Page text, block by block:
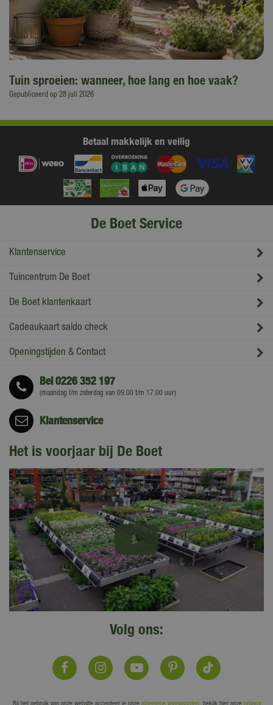
Tuin sproeien: wanneer, hoe lang en hoe vaak?
Gepubliceerd op 28 juli 2026
Betaal makkelijk en veilig
De Boet Service
Klantenservice
Tuincentrum De Boet
De Boet klantenkaart
Cadeaukaart saldo check
Openingstijden & Contact
Bel0226 352 197
(maandag t/m zaterdag van 09.00 t/m 17.00 uur)
Klantenservice
Het is voorjaar bij De Boet
Volg ons: